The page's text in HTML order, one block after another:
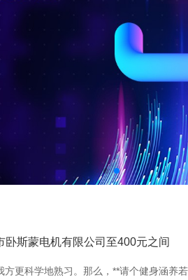
斯蒙电机有限公司至400元之间
更科学地熟习。那么，**请个健身涵